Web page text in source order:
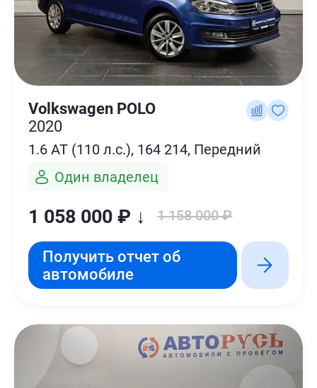
Volkswagen POLO
2020
1.6 AT (110 л.с.), 164 214, Передний
Один владелец
1 058 000 ₽ ↓ 1 158 000 ₽
Получить отчет об
автомобиле